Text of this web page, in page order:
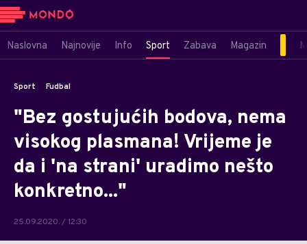
Naslovna Najnovije Info Sport Zabava Magazin
Sport Fudbal
"Bez gostujućih bodova, nema
visokog plasmana! Vrijeme je
da i 'na strani' uradimo nešto
konkretno..."
25.09.2020. / 12:30